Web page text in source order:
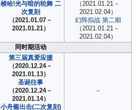
梭哈!光与暗的轮舞 二
次复刻
（2021.01.07－
2021.01.21）
（2021.01.21－
2021.02.04）
幻阵拟战 第二期
（2021.01.21－
2021.02.04）
同时期活动
第三届真爱应援
（2020.12.24－
2021.01.13）
圣诞往事
（2020.12.24－
2021.01.14）
小舟酱出击(二次复刻)
－